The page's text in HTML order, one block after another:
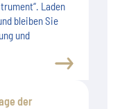
Laden
bleiben Sie
und
der